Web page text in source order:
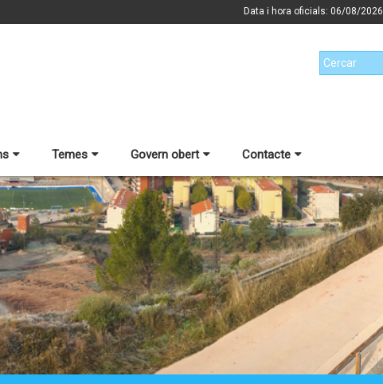
Data i hora oficials: 06/08/2026
Temes Govern obert Contacte